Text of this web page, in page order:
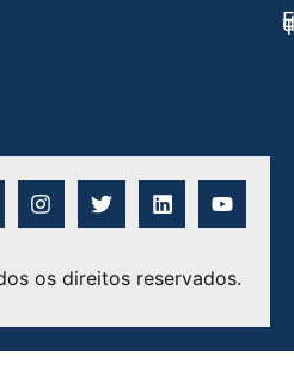
os direitos reservados.